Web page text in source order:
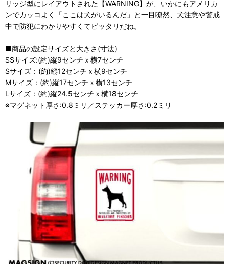
リッジ型にレイアウトされた【WARNING】が、いかにもアメリカ
ンでカッコよく「ここは犬がいるんだ」と一目瞭然、犬注意や警戒
中で防犯にわかりやすくてピッタリだね。
■商品の設定サイズと大きさ(寸法)
SSサイズ:(約)縦9センチｘ横7センチ
Sサイズ：(約)縦12センチｘ横9センチ
Mサイズ：(約)縦17センチｘ横13センチ
Lサイズ：(約)縦24.5センチｘ横18センチ
※マグネット厚さ:0.8ミリ／ステッカー厚さ:0.2ミリ